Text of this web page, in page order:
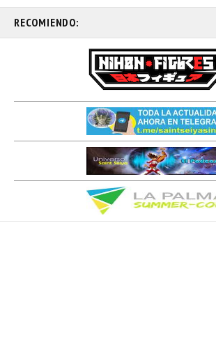
RECOMIENDO: